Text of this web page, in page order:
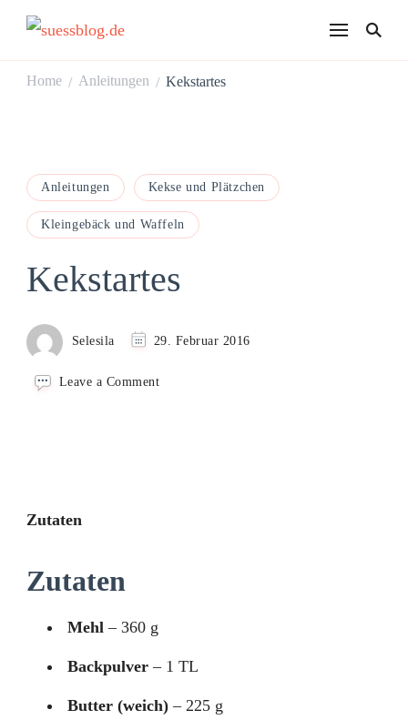
Home / Anleitungen / Kekstartes
Anleitungen Kekse und Plätzchen
Kleingebäck und Waffeln
Kekstartes
Selesila 29. Februar 2016
Leave a Commenton
Zutaten
Zutaten
Mehl – 360 g
Backpulver – 1 TL
Butter (weich) – 225 g